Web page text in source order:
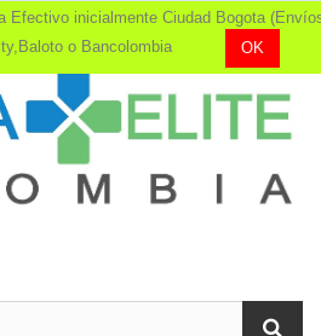
Efectivo inicialmente Ciudad Bogota
o Bancolombia
OK